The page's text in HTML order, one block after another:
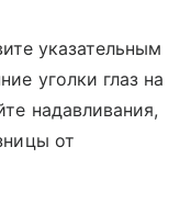
указательным
уголки глаз на
надавливания,
от